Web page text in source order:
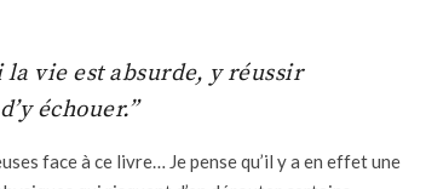
la vie est absurde, y réussir
échouer.”
face à ce livre… Je pense qu’il y a en effet une